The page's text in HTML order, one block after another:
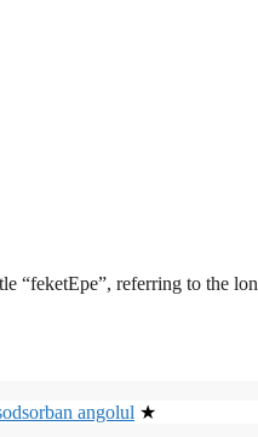
“feketEpe”, referring to the
angolul ★